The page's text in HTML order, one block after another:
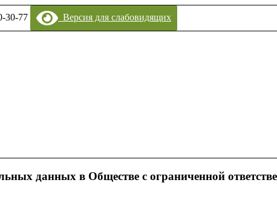
30-77 Версия для слабовидящих
данных в Обществе с ограниченной